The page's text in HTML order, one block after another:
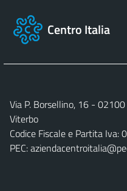
Centro Italia
Via P. Borsellino, 16 -
Viterbo
Codice Fiscale e Partita
PEC: